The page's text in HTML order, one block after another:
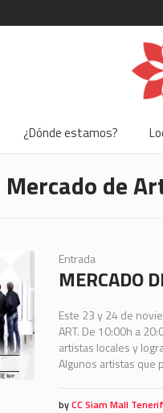
¿Dónde estamos?
Mercado de
Entrada
MERCADO
Este 23 y 24 de
ART. De 10:00h a
artistas locales y
Algunos artistas que
byCC Siam Mall